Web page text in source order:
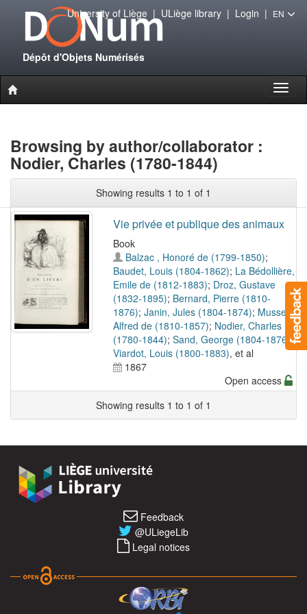
Dépôt d'Objets Numérisés
University of Liège| ULiège library| Login | EN
Browsing by author/collaborator :
Nodier, Charles (1780-1844)
Showing results 1 to 1 of 1
Vie privée et publique des animaux
Book
Balzac , Honoré de (1799-1850);
Baudet, Louis (1804-1862); La Bédollière,
Emile de (1812-1883); Droz, Gustave
(1832-1895); Bernard, Pierre (1810-
1876); Janin, Jules (1804-1874); Musset,
Alfred de (1810-1857); Nodier, Charles
(1780-1844); Sand, George (1804-1876);
Viardot, Louis (1800-1883), et al
1867
Open access
Showing results 1 to 1 of 1
Feedback
@ULiegeLib
Legal notices